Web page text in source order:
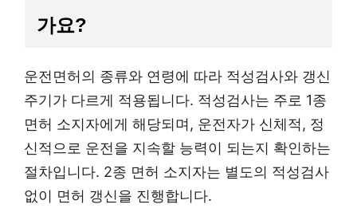
가요?
운전면허의 종류와 연령에 따라 적성검사와 갱신
주기가 다르게 적용됩니다. 적성검사는 주로 1종
면허 소지자에게 해당되며, 운전자가 신체적, 정
신적으로 운전을 지속할 능력이 되는지 확인하는
절차입니다. 2종 면허 소지자는 별도의 적성검사
없이 면허 갱신을 진행합니다.